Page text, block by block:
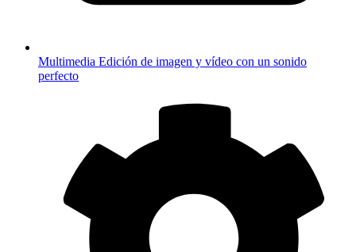
Multimedia Edición de imagen y vídeo con un sonido
perfecto